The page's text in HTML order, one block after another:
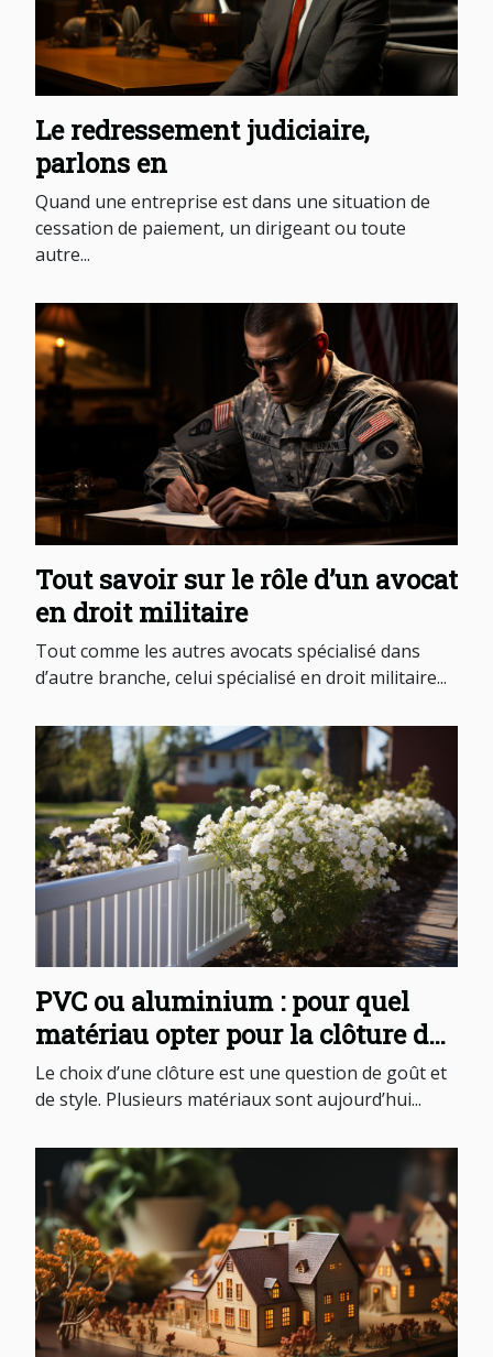
Le redressement judiciaire,
parlons en
Quand une entreprise est dans une situation de
cessation de paiement, un dirigeant ou toute
autre...
Tout savoir sur le rôle d’un avocat
en droit militaire
Tout comme les autres avocats spécialisé dans
d’autre branche, celui spécialisé en droit militaire...
PVC ou aluminium : pour quel
matériau opter pour la clôture de
son jardin ?
Le choix d’une clôture est une question de goût et
de style. Plusieurs matériaux sont aujourd’hui...